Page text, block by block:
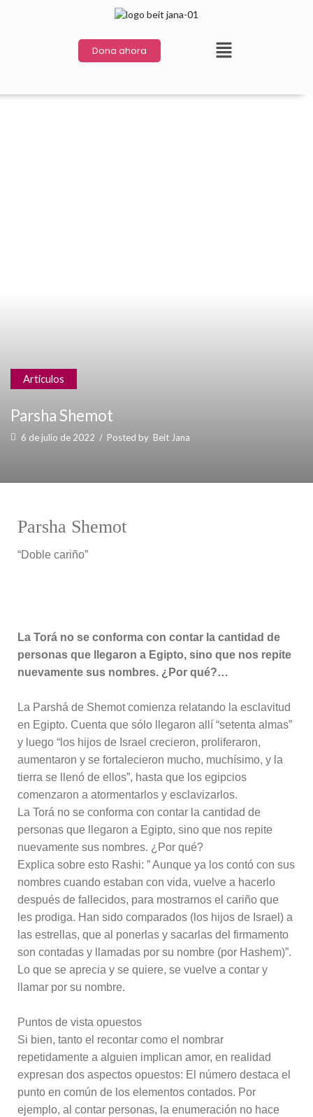
Dona ahora
Articulos
Parsha Shemot
6 de julio de 2022 / Posted by Beit Jana
Parsha Shemot
“Doble cariño”
La Torá no se conforma con contar la cantidad de
personas que llegaron a Egipto, sino que nos repite
nuevamente sus nombres. ¿Por qué?…
La Parshá de Shemot comienza relatando la esclavitud
en Egipto. Cuenta que sólo llegaron allí “setenta almas”
y luego “los hijos de Israel crecieron, proliferaron,
aumentaron y se fortalecieron mucho, muchísimo, y la
tierra se llenó de ellos”, hasta que los egipcios
comenzaron a atormentarlos y esclavizarlos.
La Torá no se conforma con contar la cantidad de
personas que llegaron a Egipto, sino que nos repite
nuevamente sus nombres. ¿Por qué?
Explica sobre esto Rashi: ” Aunque ya los contó con sus
nombres cuando estaban con vida, vuelve a hacerlo
después de fallecidos, para mostrarnos el cariño que
les prodiga. Han sido comparados (los hijos de Israel) a
las estrellas, que al ponerlas y sacarlas del firmamento
son contadas y llamadas por su nombre (por Hashem)”.
Lo que se aprecia y se quiere, se vuelve a contar y
llamar por su nombre.
Puntos de vista opuestos
Si bien, tanto el recontar como el nombrar
repetidamente a alguien implican amor, en realidad
expresan dos aspectos opuestos: El número destaca el
punto en común de los elementos contados. Por
ejemplo, al contar personas, la enumeración no hace